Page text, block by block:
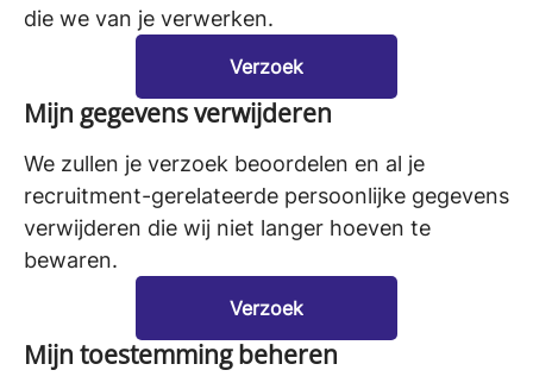
die we van je verwerken.
Verzoek
Mijn gegevens verwijderen
We zullen je verzoek beoordelen en al je
recruitment-gerelateerde persoonlijke gegevens
verwijderen die wij niet langer hoeven te
bewaren.
Verzoek
Mijn toestemming beheren